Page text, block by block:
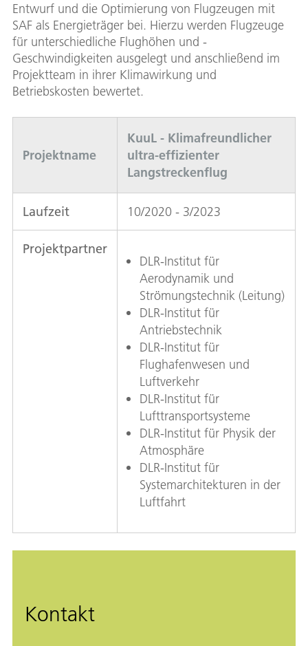
Entwurf und die Optimierung von Flugzeugen mit
SAF als Energieträger bei. Hierzu werden Flugzeuge
für unterschiedliche Flughöhen und -
Geschwindigkeiten ausgelegt und anschließend im
Projektteam in ihrer Klimawirkung und
Betriebskosten bewertet.
Projektname
KuuL - Klimafreundlicher
ultra-effizienter
Langstreckenflug
Laufzeit 10/2020 - 3/2023
Projektpartner
DLR-Institut für
Aerodynamik und
Strömungstechnik (Leitung)
DLR-Institut für
Antriebstechnik
DLR-Institut für
Flughafenwesen und
Luftverkehr
DLR-Institut für
Lufttransportsysteme
DLR-Institut für Physik der
Atmosphäre
DLR-Institut für
Systemarchitekturen in der
Luftfahrt
Kontakt